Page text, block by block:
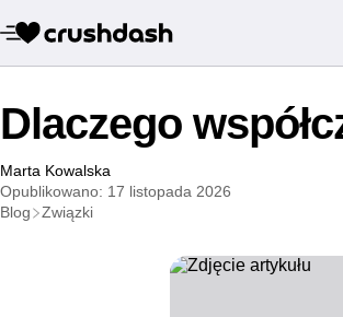
Dlaczego
Marta Kowalska
Opublikowano: 17 listopada 2026
Blog
Związki